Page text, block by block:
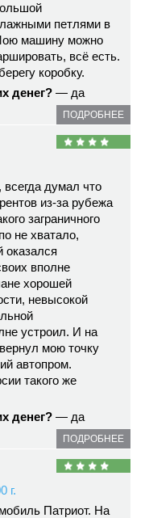
петлями в
машину можно
всё есть.
коробку.
денег? — да
ПОДРОБНЕЕ
думал что
из-за рубежа
заграничного
не хватало,
оказался
вполне
хорошей
невысокой
устроил. И на
мою точку
автопром.
такого же
денег? — да
ПОДРОБНЕЕ
г.
Патриот. На